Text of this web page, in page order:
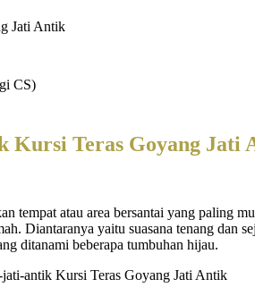
CS)
Kursi Teras Goyang Jati
tempat atau area bersantai yang paling
Diantaranya yaitu suasana tenang dan
ditanami beberapa tumbuhan hijau.